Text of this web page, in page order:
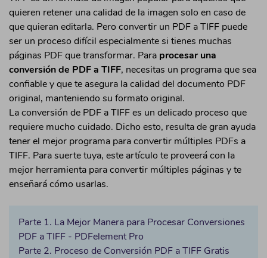
Firmar PDF
Anotar PDF
Extraer Datos de PDF
Organizar Página PDF
• Convertir PDF a Blanco y Negro
• Convertir PDF en URL
• Convertir PDF a Formulario
• Convertir PDF a InDesign
Crear PDF
• Convertir Word a PDF por Lotes
• Convertir Imágenes a PDF
• Convertir EPUB a PDF
• Convertir Kindle Libro a PDF
• Quitar la Marca de Agua en PDF
• Abrir un PDF Protegido
quieren retener una calidad de la imagen solo en caso de
que quieran editarla. Pero convertir un PDF a TIFF puede
ser un proceso difícil especialmente si tienes muchas
páginas PDF que transformar. Para procesar una
conversión de PDF a TIFF, necesitas un programa que sea
confiable y que te asegura la calidad del documento PDF
original, manteniendo su formato original.
La conversión de PDF a TIFF es un delicado proceso que
requiere mucho cuidado. Dicho esto, resulta de gran ayuda
tener el mejor programa para convertir múltiples PDFs a
TIFF. Para suerte tuya, este artículo te proveerá con la
mejor herramienta para convertir múltiples páginas y te
enseñará cómo usarlas.
Parte 1. La Mejor Manera para Procesar Conversiones
PDF a TIFF - PDFelement Pro
Parte 2. Proceso de Conversión PDF a TIFF Gratis